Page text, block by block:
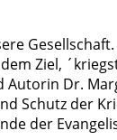
Ziel,
Dr.
Schutz der
der